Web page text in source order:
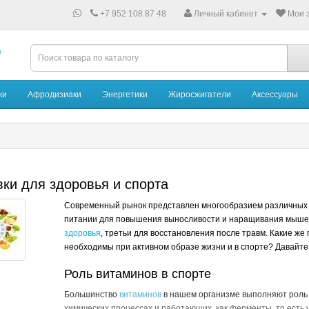
+7 952 108 87 48 Личный кабинет Мои
Афродизиаки Энергетики Жиросжигатели Аксессуары
для здоровья и спорта
Современный рынок представлен многообразием
питании для повышения выносливости и наращивания
здоровья , третьи для восстановления после травм. Какие
необходимы при активном образе жизни и в спорте?
Роль витаминов в спорте
Большинство витаминовв нашем организме выполняют роль